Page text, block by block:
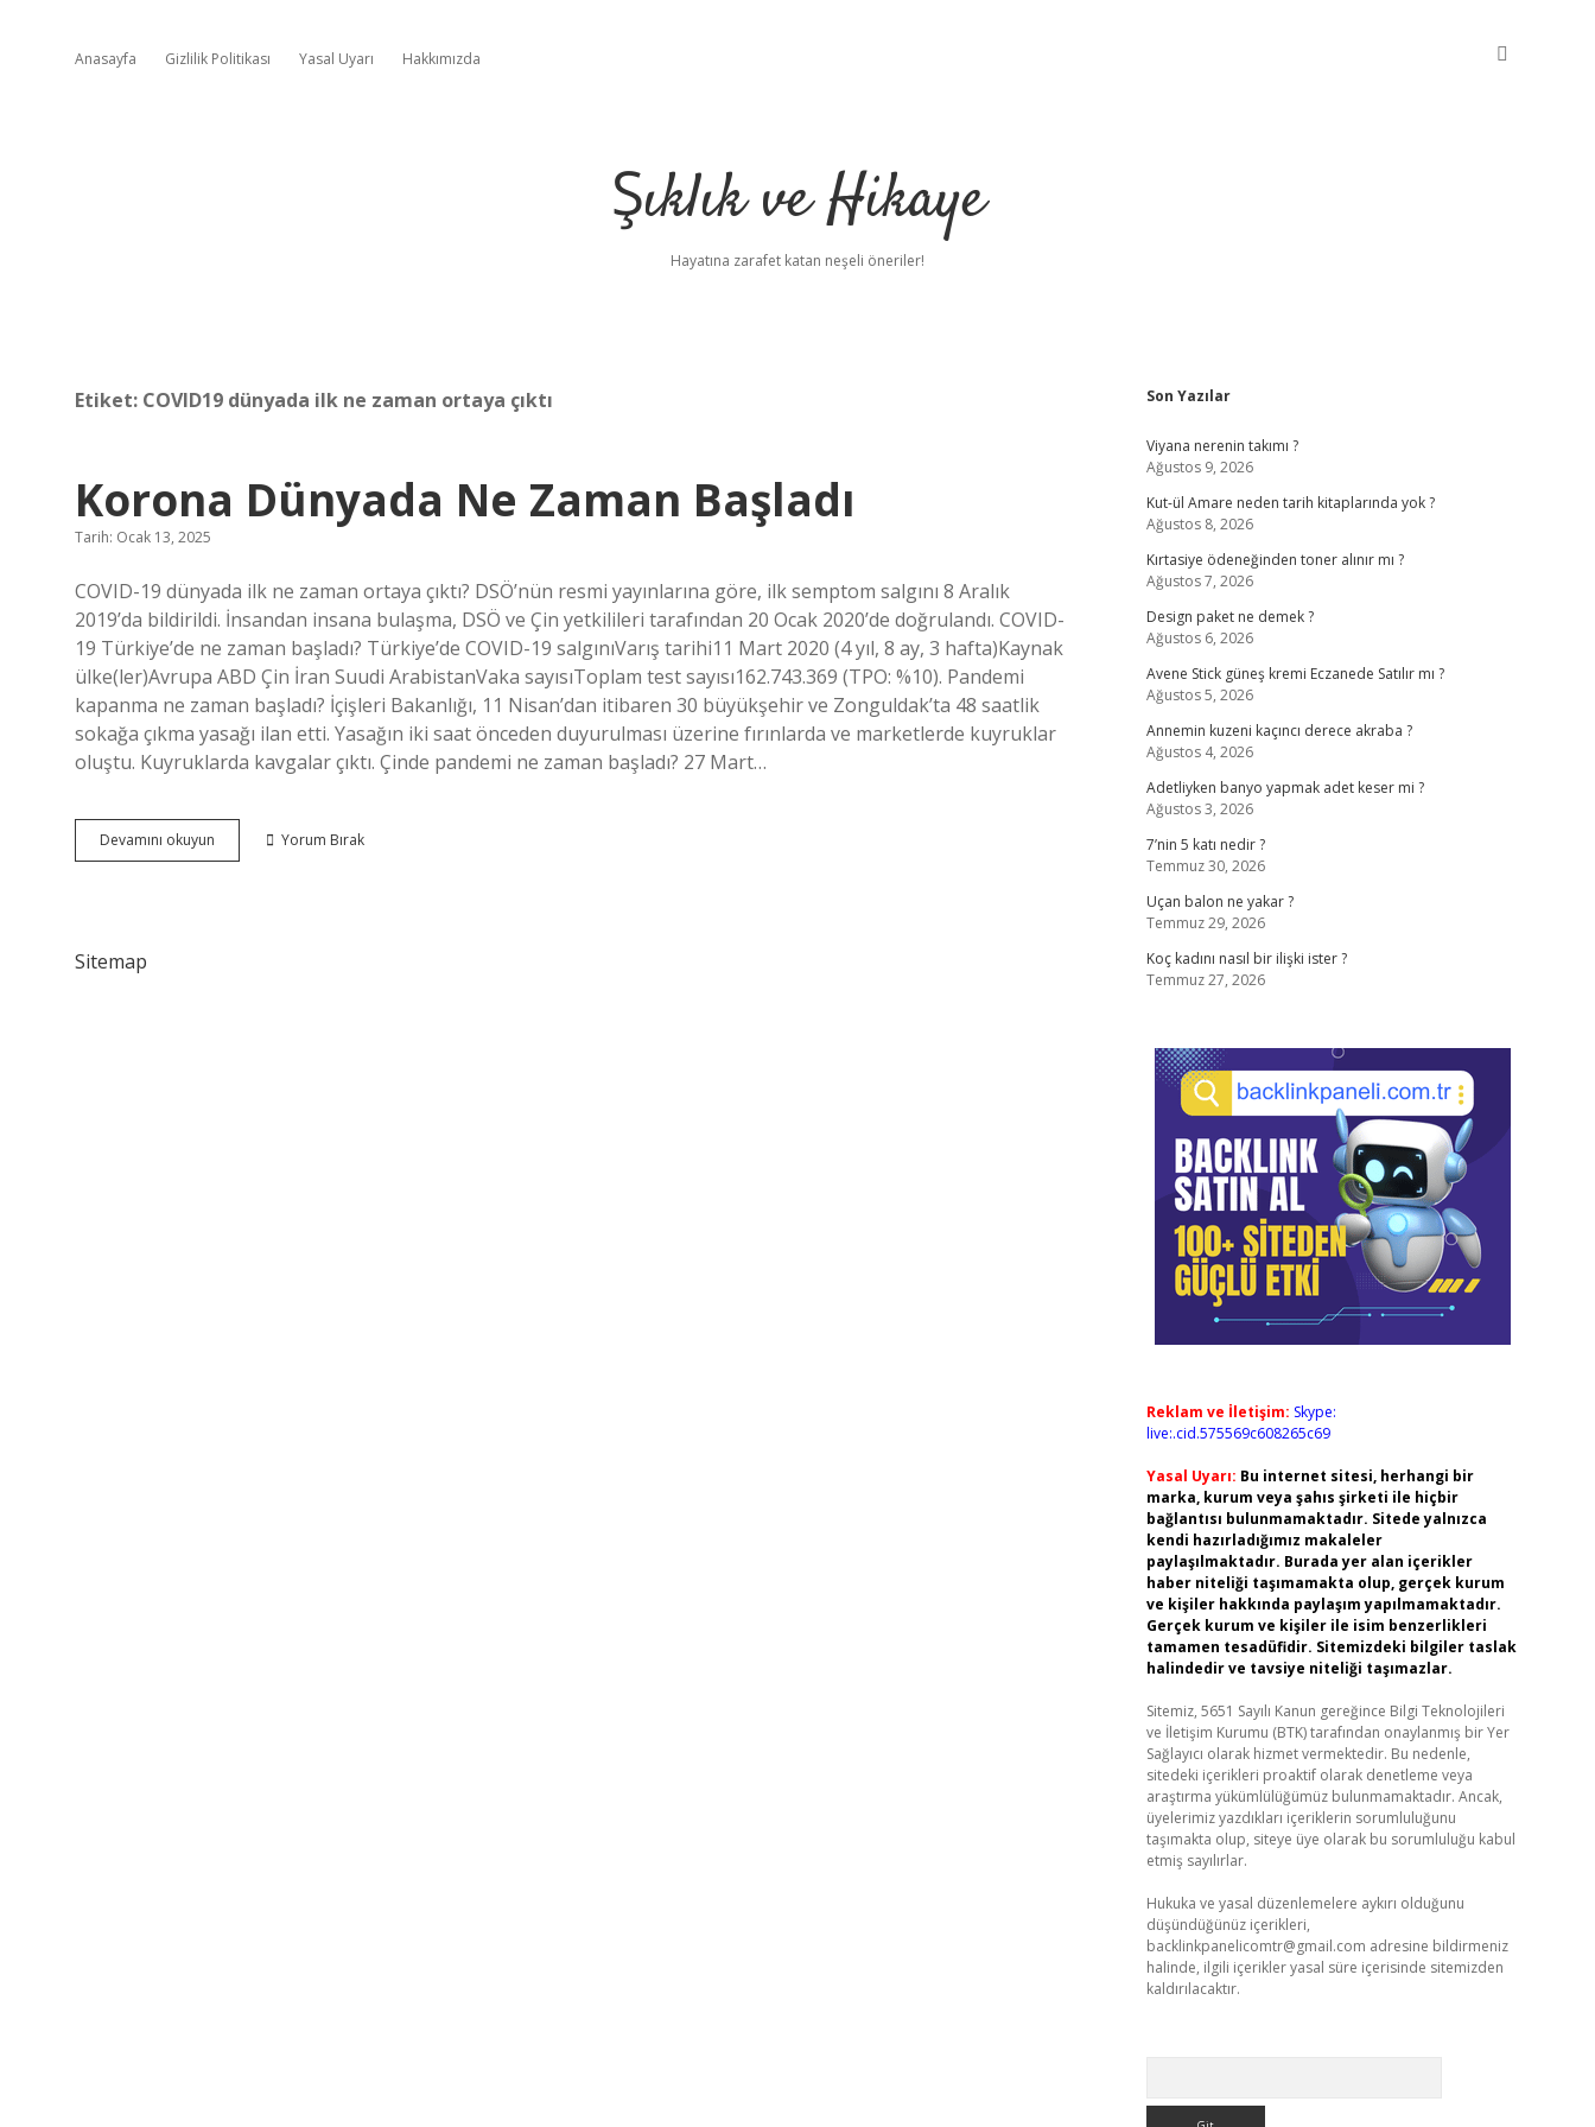
Anasayfa Gizlilik Politikası Yasal Uyarı Hakkımızda
Şıklık ve Hikaye
Hayatına zarafet katan neşeli öneriler!
Etiket: COVID19 dünyada ilk ne zaman ortaya çıktı
Korona Dünyada Ne Zaman Başladı
Tarih: Ocak 13, 2025
COVID-19 dünyada ilk ne zaman ortaya çıktı? DSÖ’nün resmi yayınlarına göre, ilk semptom salgını 8 Aralık
2019’da bildirildi. İnsandan insana bulaşma, DSÖ ve Çin yetkilileri tarafından 20 Ocak 2020’de doğrulandı. COVID-
19 Türkiye’de ne zaman başladı? Türkiye’de COVID-19 salgınıVarış tarihi11 Mart 2020 (4 yıl, 8 ay, 3 hafta)Kaynak
ülke(ler)Avrupa ABD Çin İran Suudi ArabistanVaka sayısıToplam test sayısı162.743.369 (TPO: %10). Pandemi
kapanma ne zaman başladı? İçişleri Bakanlığı, 11 Nisan’dan itibaren 30 büyükşehir ve Zonguldak’ta 48 saatlik
sokağa çıkma yasağı ilan etti. Yasağın iki saat önceden duyurulması üzerine fırınlarda ve marketlerde kuyruklar
oluştu. Kuyruklarda kavgalar çıktı. Çinde pandemi ne zaman başladı? 27 Mart…
Devamını okuyun
Dünyada
Yorum Bırak
Sitemap
Sidebar
Son Yazılar
Viyana nerenin takımı ?
Ağustos 9, 2026
Kut-ül Amare neden tarih kitaplarında yok ?
Ağustos 8, 2026
Kırtasiye ödeneğinden toner alınır mı ?
Ağustos 7, 2026
Design paket ne demek ?
Ağustos 6, 2026
Avene Stick güneş kremi Eczanede Satılır mı ?
Ağustos 5, 2026
Annemin kuzeni kaçıncı derece akraba ?
Ağustos 4, 2026
Adetliyken banyo yapmak adet keser mi ?
Ağustos 3, 2026
7’nin 5 katı nedir ?
Temmuz 30, 2026
Uçan balon ne yakar ?
Temmuz 29, 2026
Koç kadını nasıl bir ilişki ister ?
Temmuz 27, 2026
Reklam ve İletişim: Skype:
live:.cid.575569c608265c69
Yasal Uyarı: Bu internet sitesi, herhangi bir
marka, kurum veya şahıs şirketi ile hiçbir
bağlantısı bulunmamaktadır. Sitede yalnızca
kendi hazırladığımız makaleler
paylaşılmaktadır. Burada yer alan içerikler
haber niteliği taşımamakta olup, gerçek kurum
ve kişiler hakkında paylaşım yapılmamaktadır.
Gerçek kurum ve kişiler ile isim benzerlikleri
tamamen tesadüfidir. Sitemizdeki bilgiler taslak
halindedir ve tavsiye niteliği taşımazlar.
Sitemiz, 5651 Sayılı Kanun gereğince Bilgi Teknolojileri
ve İletişim Kurumu (BTK) tarafından onaylanmış bir Yer
Sağlayıcı olarak hizmet vermektedir. Bu nedenle,
sitedeki içerikleri proaktif olarak denetleme veya
araştırma yükümlülüğümüz bulunmamaktadır. Ancak,
üyelerimiz yazdıkları içeriklerin sorumluluğunu
taşımakta olup, siteye üye olarak bu sorumluluğu kabul
etmiş sayılırlar.
Hukuka ve yasal düzenlemelere aykırı olduğunu
düşündüğünüz içerikleri,
backlinkpanelicomtr@gmail.com adresine bildirmeniz
halinde, ilgili içerikler yasal süre içerisinde sitemizden
kaldırılacaktır.